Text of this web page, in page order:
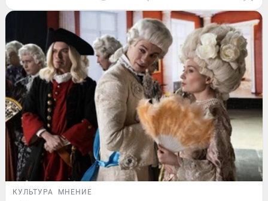
КУЛЬТУРА МНЕНИЕ